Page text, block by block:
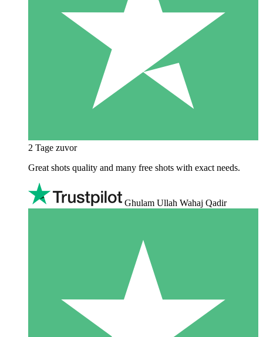
2 Tage zuvor
Great shots quality and many free shots with exact needs.
Ghulam Ullah Wahaj Qadir